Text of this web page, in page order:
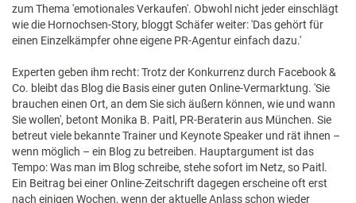
zum Thema 'emotionales Verkaufen'. Obwohl nicht jeder einschlägt
wie die Hornochsen-Story, bloggt Schäfer weiter: 'Das gehört für
einen Einzelkämpfer ohne eigene PR-Agentur einfach dazu.'
Experten geben ihm recht: Trotz der Konkurrenz durch Facebook &
Co. bleibt das Blog die Basis einer guten Online-Vermarktung. 'Sie
brauchen einen Ort, an dem Sie sich äußern können, wie und wann
Sie wollen', betont Monika B. Paitl, PR-Beraterin aus München. Sie
betreut viele bekannte Trainer und Keynote Speaker und rät ihnen –
wenn möglich – ein Blog zu betreiben. Hauptargument ist das
Tempo: Was man im Blog schreibe, stehe sofort im Netz, so Paitl.
Ein Beitrag bei einer Online-Zeitschrift dagegen erscheine oft erst
nach einigen Wochen, wenn der aktuelle Anlass schon wieder